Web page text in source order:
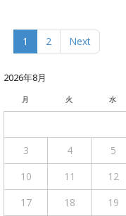
1 2 Next
2026年8月
月 火 水
3
4 5
10
11 12
17
18 19